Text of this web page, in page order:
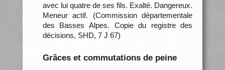
avec lui quatre de ses fils. Exalté. Dangereux.
Meneur actif. (Commission départementale
des Basses Alpes. Copie du registre des
décisions, SHD, 7 J 67)
Grâces et commutations de peine